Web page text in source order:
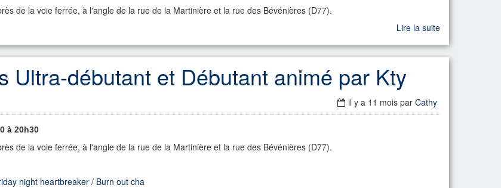
de la voie ferrée, à l'angle de la rue de la Martinière et la rue des Bévénières (D77).
Lire la suite
Ultra-débutant et Débutant animé par Kty
il y a 11 mois par Cathy
à 20h30
de la voie ferrée, à l'angle de la rue de la Martinière et la rue des Bévénières (D77).
night heartbreaker / Burn out cha